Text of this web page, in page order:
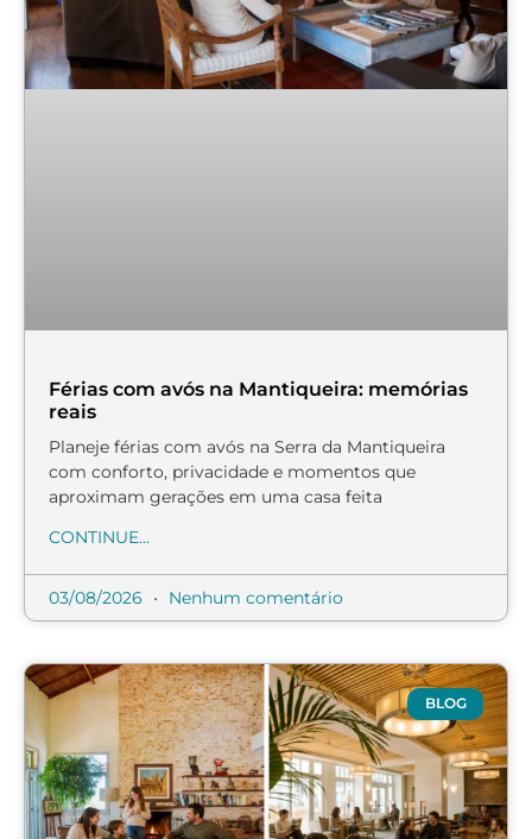
Férias com avós na Mantiqueira: memórias
reais
Planeje férias com avós na Serra da Mantiqueira
com conforto, privacidade e momentos que
aproximam gerações em uma casa feita
CONTINUE...
03/08/2026 Nenhum comentário
BLOG